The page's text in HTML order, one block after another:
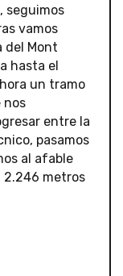
seguimos
vamos
del Mont
hasta el
un tramo
nos
entre la
pasamos
al afable
2.246 metros